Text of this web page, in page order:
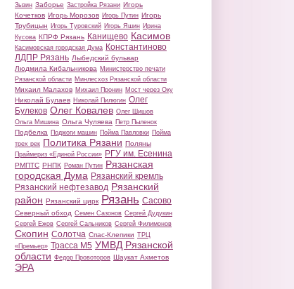
Зызин Заборье Застройка Рязани Игорь
Кочетков Игорь Морозов Игорь Путин Игорь
Трубицын Игорь Туровский Игорь Яшин Ирина
Кусова КПРФ Рязань Канищево Касимов
Касимовская городская Дума Константиново
ЛДПР Рязань Лыбедский бульвар
Людмила Кибальникова Министерство печати
Рязанской области Минлесхоз Рязанской области
Михаил Малахов Михаил Пронин Мост через Оку
Николай Булаев Николай Пилюгин Олег
Булеков Олег Ковалев Олег Шишов
Ольга Мишина Ольга Чуляева Петр Пыленок
Подбелка Поджоги машин Пойма Павловки Пойма
трех рек Политика Рязани Поляны
Праймериз «Единой России» РГУ им. Есенина
РМПТС РНПК Роман Путин Рязанская
городская Дума Рязанский кремль
Рязанский нефтезавод Рязанский
район Рязанский цирк Рязань Сасово
Северный обход Семен Сазонов Сергей Дудукин
Сергей Ежов Сергей Сальников Сергей Филимонов
Скопин Солотча Спас-Клепики ТРЦ
«Премьер» Трасса М5 УМВД Рязанской
области Федор Провоторов Шаукат Ахметов
ЭРА